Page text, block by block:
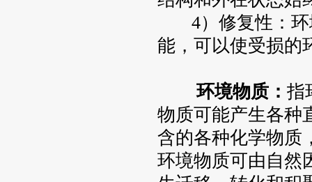
4）修复性：环
能，可以使受损的
环境物质： 指
物质可能产生各种
含的各种化学物质
环境物质可由自然